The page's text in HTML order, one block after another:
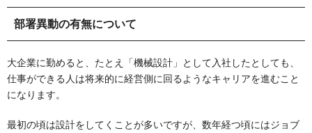
部署異動の有無について
大企業に勤めると、たとえ「機械設計」として入社したとしても、
仕事ができる人は将来的に経営側に回るようなキャリアを進むこと
になります。
最初の頃は設計をしてくことが多いですが、数年経つ頃にはジョブ